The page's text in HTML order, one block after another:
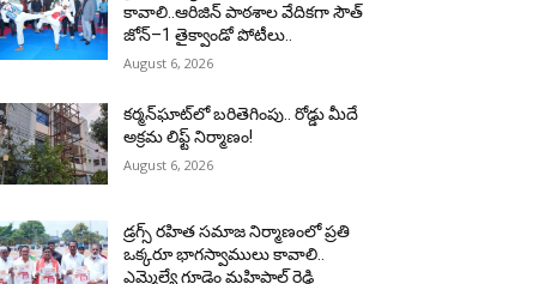
కావాలి..ఆరిజిన్ పాఠశాల వేదికగా సౌత్
జోన్–1 తైక్వాండో పోటీలు..
August 6, 2026
కర్మన్‌ఘాట్‌లో బరితెగింపు.. రోడ్డు మీదే
అక్రమ లిఫ్ట్ నిర్మాణం!
August 6, 2026
డ్రగ్స్ రహిత సమాజ నిర్మాణంలో ప్రతి
ఒక్కరూ భాగస్వాములు కావాలి..
ఎమ్మెల్యే గూడెం మహిపాల్ రెడ్డి